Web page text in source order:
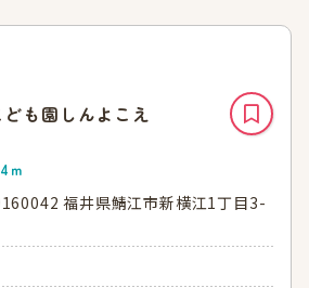
も園しんよこえ
ｍ
福井県鯖江市新横江1丁目3-